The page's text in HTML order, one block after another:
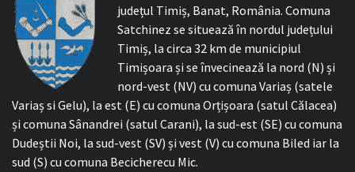
județul Timiș, Banat, România. Comuna
Satchinez se situează în nordul județului
Timiș, la circa 32 km de municipiul
Timișoara și se învecinează la nord (N) și
nord-vest (NV) cu comuna Variaș (satele
Variaș si Gelu), la est (E) cu comuna Orțișoara (satul Călacea)
și comuna Sânandrei (satul Carani), la sud-est (SE) cu comuna
Dudeștii Noi, la sud-vest (SV) și vest (V) cu comuna Biled iar la
sud (S) cu comuna Becicherecu Mic.